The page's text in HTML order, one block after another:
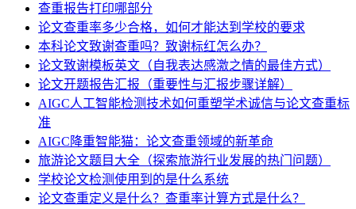
查重报告打印哪部分
论文查重率多少合格，如何才能达到学校的要求
本科论文致谢查重吗？致谢标红怎么办？
论文致谢模板英文（自我表达感激之情的最佳方式）
论文开题报告汇报（重要性与汇报步骤详解）
AIGC人工智能检测技术如何重塑学术诚信与论文查重标
准
AIGC降重智能猫：论文查重领域的新革命
旅游论文题目大全（探索旅游行业发展的热门问题）
学校论文检测使用到的是什么系统
论文查重定义是什么？查重率计算方式是什么？